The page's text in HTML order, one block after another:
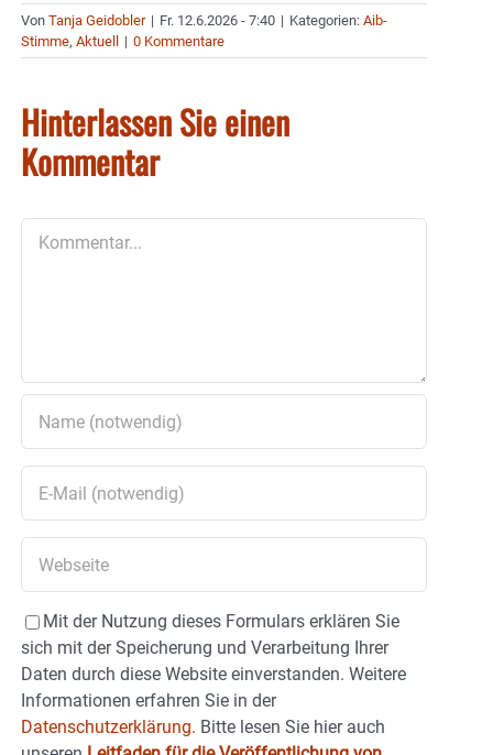
Von Tanja Geidobler | Fr. 12.6.2026 - 7:40 | Kategorien: Aib-
Stimme, Aktuell | 0 Kommentare
Hinterlassen Sie einen
Kommentar
Mit der Nutzung dieses Formulars erklären Sie
sich mit der Speicherung und Verarbeitung Ihrer
Daten durch diese Website einverstanden. Weitere
Informationen erfahren Sie in der
Datenschutzerklärung. Bitte lesen Sie hier auch